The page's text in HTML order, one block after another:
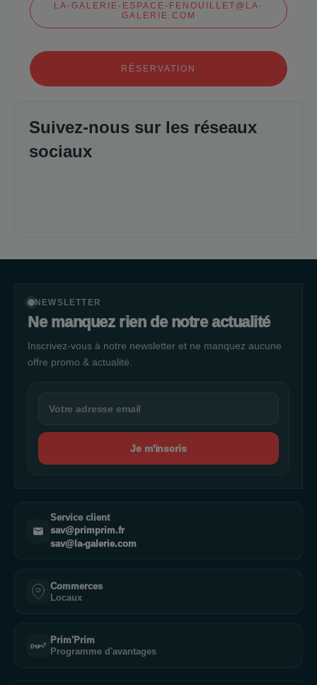
LA-GALERIE-ESPACE-FENOUILLET@LA-
GALERIE.COM
RÉSERVATION
Suivez-nous sur les réseaux
sociaux
NEWSLETTER
Ne manquez rien de notre actualité
Inscrivez-vous à notre newsletter et ne manquez aucune
offre promo & actualité.
Je m'inscris
Service client
sav@primprim.fr
sav@la-galerie.com
Commerces
Locaux
Prim'Prim
Programme d'avantages